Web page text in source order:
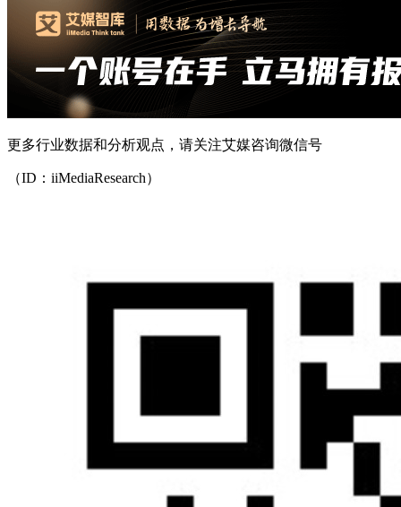
更多行业数据和分析观点，请关注艾媒咨询微信号
（ID：iiMediaResearch）